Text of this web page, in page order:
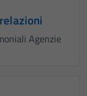
Agenzie